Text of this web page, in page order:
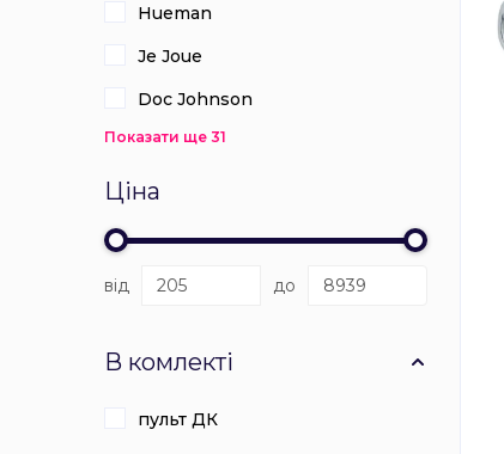
Hueman
Je Joue
Doc Johnson
Показати ще 31
Ціна
від до
В комлекті
пульт ДК